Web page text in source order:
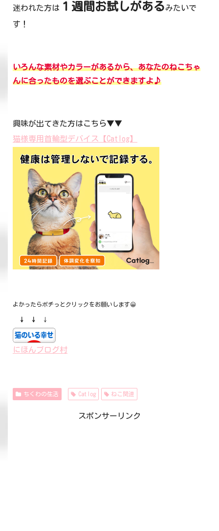
迷われた方は １週間お試しがあるみたいで
す！
いろんな素材やカラーがあるから、あなたのねこちゃ
んに合ったものを選ぶことができますよ♪
興味が出てきた方はこちら▼▼
猫様専用首輪型デバイス【Catlog】
よかったらポチっとクリックをお願いします😀
↓ ↓ ↓
にほんブログ村
ちくわの生活 Catlog ねこ関連
スポンサーリンク